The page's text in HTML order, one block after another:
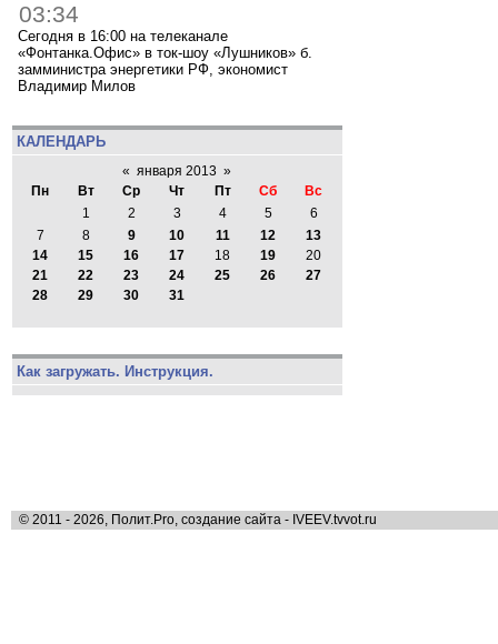
03:34
Сегодня в 16:00 на телеканале
«Фонтанка.Офис» в ток-шоу «Лушников» б.
замминистра энергетики РФ, экономист
Владимир Милов
КАЛЕНДАРЬ
« января 2013 »
Пн
Вт Ср Чт Пт Сб
Вс
1
2 3 4 5
6
7
8 9 10 11 12
13
14
15 16 17 18 19
20
21
22 23 24 25 26
27
28
29 30 31
Как загружать. Инструкция.
© 2011 - 2026, Полит.Pro, создание сайта - IVEEV.tvvot.ru